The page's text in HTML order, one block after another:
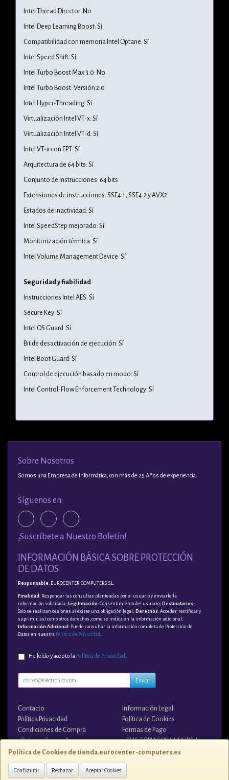
Intel Thread Director: No
Intel Deep Learning Boost: Sí
Compatibilidad con memoria Intel Optane: Sí
Intel Speed Shift: Sí
Intel Turbo Boost Max 3.0: No
Intel Turbo Boost: Versión 2.0
Intel Hyper-Threading: Sí
Virtualización Intel VT-x: Sí
Virtualización Intel VT-d: Sí
Intel VT-x con EPT: Sí
Arquitectura de 64 bits: Sí
Conjunto de instrucciones: 64 bits
Extensiones de instrucciones: SSE4.1, SSE4.2 y AVX2
Estados de inactividad: Sí
Intel SpeedStep mejorado: Sí
Monitorización térmica: Sí
Intel Volume Management Device: Sí
Seguridad y fiabilidad
Instrucciones Intel AES: Sí
Secure Key: Sí
Intel OS Guard: Sí
Bit de desactivación de ejecución: Sí
Intel Boot Guard: Sí
Control de ejecución basado en modo: Sí
Intel Control-Flow Enforcement Technology: Sí
Política de Cookies de tienda.eurocenter-computers.es
Configurar Rechazar Aceptar Cookies
Sobre Nosotros
Somos una Empresa de Informática, con más de 25 Años de experiencia.
Síguenos en:
¡Suscríbete a Nuestro Boletín!
INFORMACIÓN BÁSICA SOBRE PROTECCIÓN
DE DATOS
Responsable: EUROCENTER COMPUTERS, S.L.
Finalidad : Responder las consultas planteadas por el usuario y enviarle la
información solicitada; Legitimación: Consentimiento del usuario; Destinatarios:
Solo se realizan cesiones si existe una obligación legal; Derechos: Acceder, rectificar y
suprimir, así como otros derechos, como se indica en la información adicional;
Información Adicional : Puede consultar la información completa de Protección de
Datos en nuestra Política de Privacidad
He leído y acepto la Política de Privacidad.
Enviar
Contacto
Información Legal
Política Privacidad
Política de Cookies
Condiciones de Compra
Formas de Pago
¿Quienes Somos?
¡¡ TUS COPIAS EN LA NUBE !!
Contacto
tienda@eurocenter-computers.es